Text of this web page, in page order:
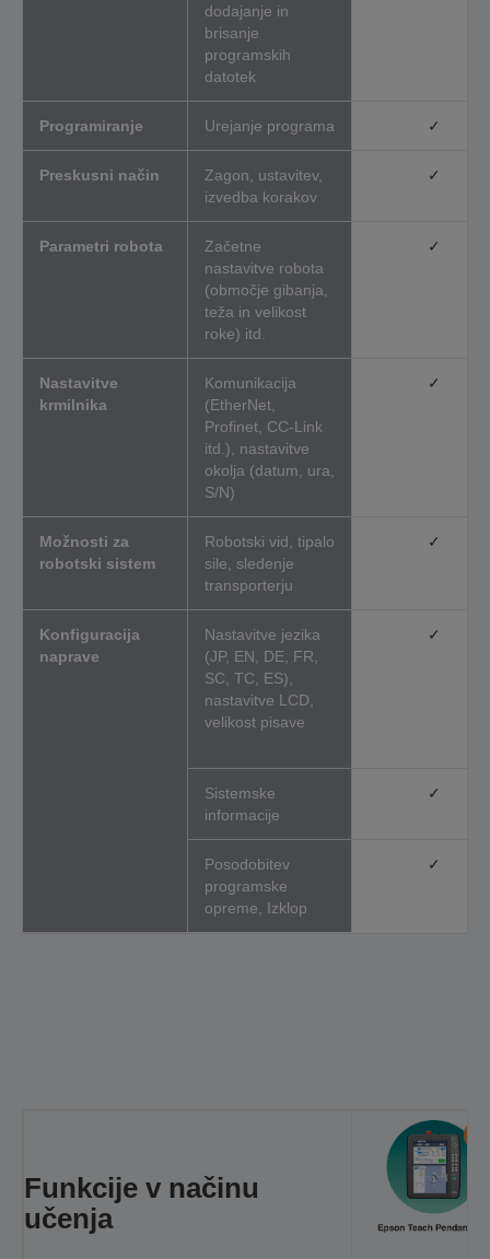
dodajanje in
brisanje
programskih
datotek
Programiranje Urejanje programa ✓
Preskusni način
Zagon, ustavitev,
izvedba korakov
✓
Parametri robota
Začetne
nastavitve robota
(območje gibanja,
teža in velikost
roke) itd.
✓
Nastavitve
krmilnika
Komunikacija
(EtherNet,
Profinet, CC-Link
itd.), nastavitve
okolja (datum, ura,
S/N)
✓
Možnosti za
robotski sistem
Robotski vid, tipalo
sile, sledenje
transporterju
✓
Konfiguracija
naprave
Nastavitve jezika
(JP, EN, DE, FR,
SC, TC, ES),
nastavitve LCD,
velikost pisave
✓
Sistemske
informacije
✓
Posodobitev
programske
opreme, Izklop
✓
Funkcije v načinu
učenja